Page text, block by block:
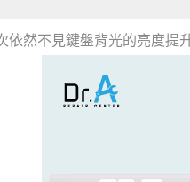
依然不見鍵盤背光的亮度提